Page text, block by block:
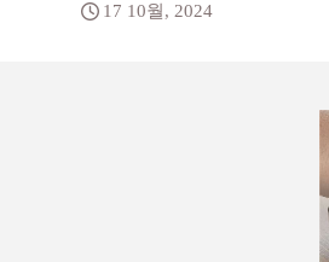
17 10월, 2024